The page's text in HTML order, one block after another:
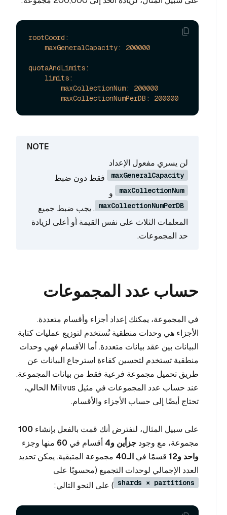
rootCoord:
maxGeneralCapacity:
200000
quotaAndLimits:
limits:
maxCollectionNum:
200000
maxCollectionNumPerDB:
200000
لن يسري مفعول الإعداد
maxGeneralCapacity فقط دون ضبط
maxCollectionNum و
maxCollectionNumPerDB . يجب ضبط جميع
المعلمات الثلاث على نفس القيمة أو أعلى لزيادة
حد المجموعات.
حساب عدد المجموعات
في المجموعة، يمكنك إعداد أجزاء وأقسام متعددة.
الأجزاء هي وحدات منطقية تُستخدم لتوزيع عمليات كتابة
البيانات بين عقد بيانات متعددة. أما الأقسام فهي وحدات
منطقية تستخدم لتحسين كفاءة استرجاع البيانات عن
طريق تحميل مجموعة فرعية فقط من بيانات المجموعة.
عند حساب عدد المجموعات في مثيل Milvus الحالي،
تحتاج أيضًا إلى حساب الأجزاء والأقسام.
على سبيل المثال، لنفترض أنك قمت بالفعل بإنشاء 100
مجموعة، مع وجود جزأين و4 أقسام في 60 منها وجزء
واحد و12 قسمًا في الـ40
مجموعة المتبقية. يمكن تحديد
العدد الإجمالي لوحدات التجميع (محسوبًا على
shards × partitions ) على النحو التالي: